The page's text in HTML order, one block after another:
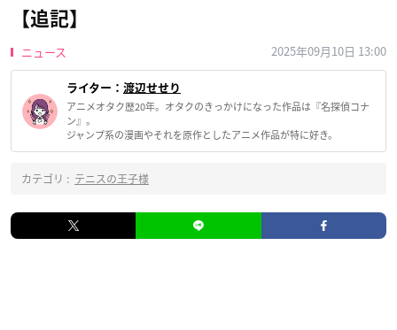
【追記】
ニュース 2025年09月10日 13:00
ライター： 渡辺せせり
アニメオタク歴20年。オタクのきっかけになった作品は『名探偵コナ
ン』。
ジャンプ系の漫画やそれを原作としたアニメ作品が特に好き。
カテゴリ : テニスの王子様